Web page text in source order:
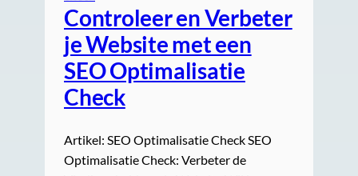
Controleer en Verbeter
je Website met een
SEO Optimalisatie
Check
Artikel: SEO Optimalisatie Check SEO
Optimalisatie Check: Verbeter de